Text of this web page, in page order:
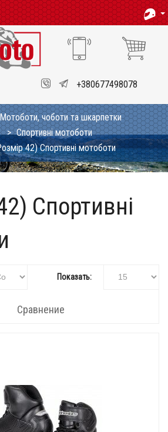
+380677498078
чоботи та шкарпетки
Спортивні мотоботи
42) Спортивні мотоботи
Спортивні
Показать:
Сравнение